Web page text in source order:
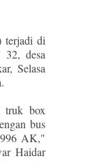
terjadi di
desa
Selasa
truk box
bus
AK,"
Haidar